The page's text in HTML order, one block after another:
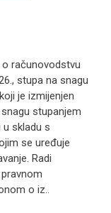
računovodstvu
stupa na snagu
je izmijenjen
stupanjem
skladu s
se uređuje
Radi
o iz..